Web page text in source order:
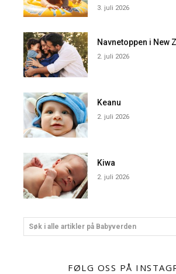
3. juli 2026
Navnetoppen i New
2. juli 2026
Keanu
2. juli 2026
Kiwa
2. juli 2026
Søk i alle artikler på Babyverden
FØLG OSS PÅ